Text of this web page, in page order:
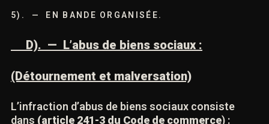
FINS D’ENTRAIDE
LA PARTICULIÈRE VULNÉRABILITÉ, DUE À SON
ÂGE, À UNE MALADIE, À UNE INFIRMITÉ,
à une déficience physique ou psychique ou à un état de